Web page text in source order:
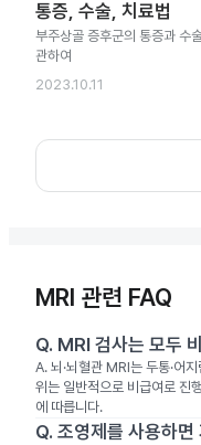
통증, 수술, 치료법
부주상골 증후군의 통증과 수
관하여
2023.10.11
MRI 관련 FAQ
Q. MRI 검사는 모두
A. 뇌·뇌혈관 MRI는 두통·어
위는 일반적으로 비급여로 진
에 따릅니다.
Q. 조영제를 사용하면